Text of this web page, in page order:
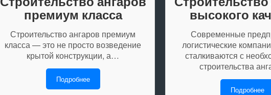
премиум класса
Строительство ангаров премиум
класса — это не просто возведение
крытой конструкции, а…
Подробнее
высокого
Современные
логистические
сталкиваются с
строительства
Подробнее